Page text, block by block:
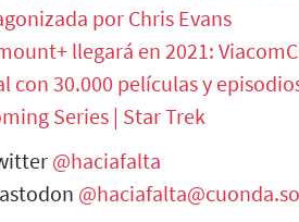
por Chris Evans
llegará en 2021:
con 30.000 películas y
Series | Star Trek
@haciafalta